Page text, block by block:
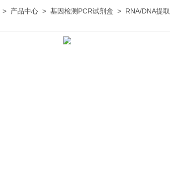
> 产品中心 > 基因检测PCR试剂盒 > RNA/DNA提